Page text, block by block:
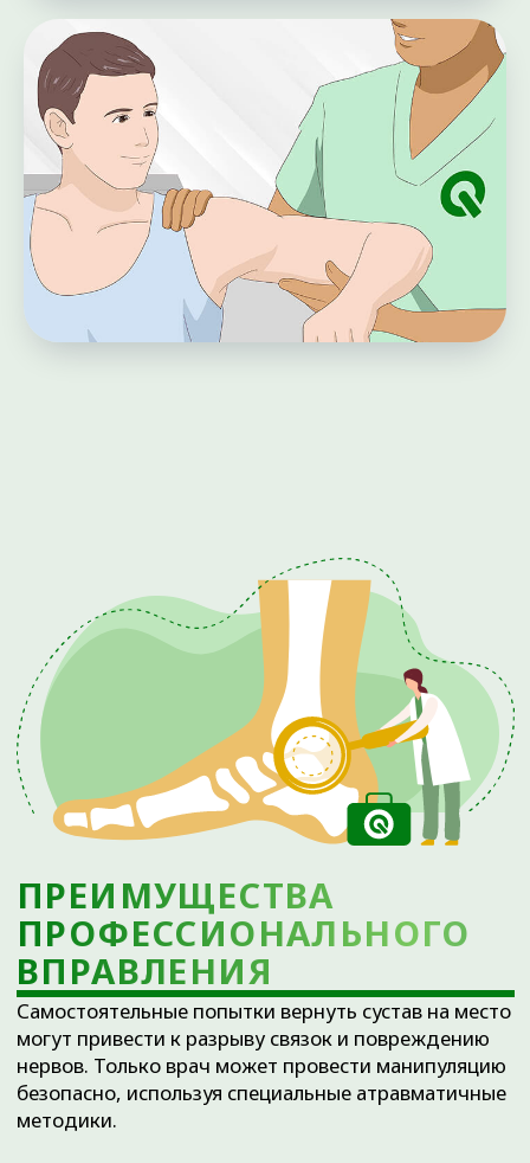
Показанием к процедуре является любая
полная дислокация суставных поверхностей,
подтвержденная клинически или
рентгенологически. При этом врач всегда
учитывает сопутствующие факторы, которые
могут ограничить проведение мануального
Противопоказания
Наличие сопутствующего перелома
костей (требуется оперативное
Разрыв крупных сосудов или
нервных стволов в зоне травмы.
Тяжелое общее состояние
Необходимость провести вправление
вывиха лучевой кости или других
костей предплечья.
Сложный вывих тазобедренного
сустава - лечение при сильных болях и
Проблемы с осевым скелетом,
требующие такой услуги,
как вправление позвонков (Тюмень).
КОГДА ПРИМЕНЯЕТСЯ И КОМУ
ПРОТИВОПОКАЗАНО